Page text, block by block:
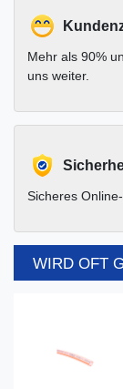
Mehr als 90%
uns weiter.
Sicheres
WIRD OFT